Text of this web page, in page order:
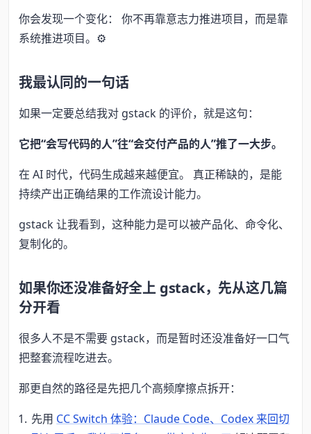
你会发现一个变化： 你不再靠意志力推进项目，而是靠
系统推进项目。⚙️
我最认同的一句话
如果一定要总结我对 gstack 的评价，就是这句：
它把“会写代码的人”往“会交付产品的人”推了一大步。
在 AI 时代，代码生成越来越便宜。 真正稀缺的，是能
持续产出正确结果的工作流设计能力。
gstack 让我看到，这种能力是可以被产品化、命令化、
复制化的。
如果你还没准备好全上 gstack，先从这几篇
分开看
很多人不是不需要 gstack，而是暂时还没准备好一口气
把整套流程吃进去。
那更自然的路径是先把几个高频摩擦点拆开：
先用 CC Switch 体验：Claude Code、Codex 来回切